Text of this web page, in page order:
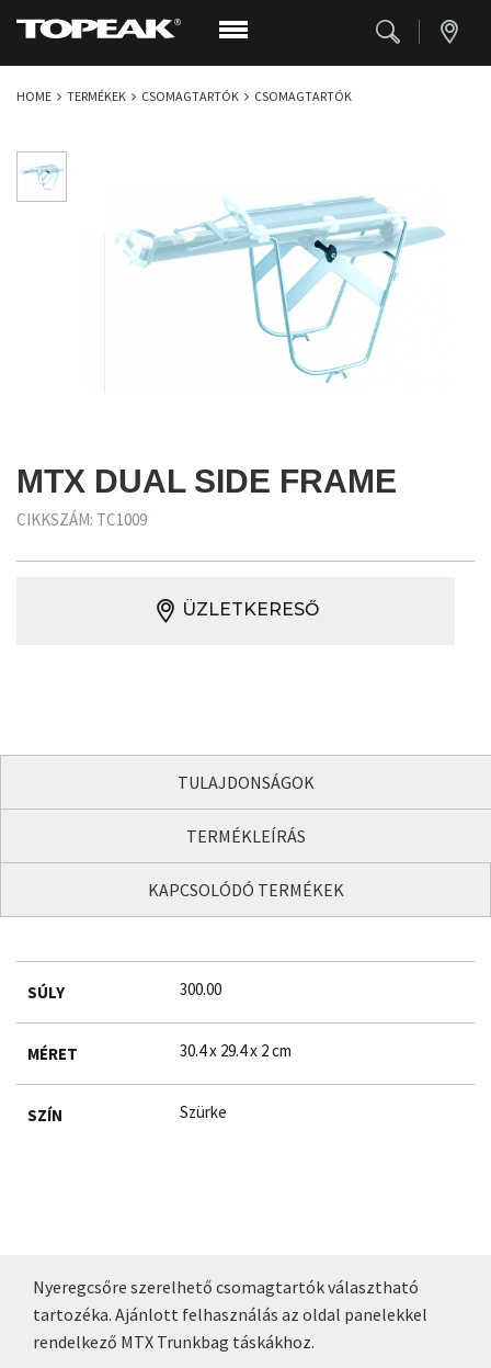
HOME TERMÉKEK CSOMAGTARTÓK CSOMAGTARTÓK
MTX DUAL SIDE FRAME
CIKKSZÁM: TC1009
ÜZLETKERESŐ
TULAJDONSÁGOK
TERMÉKLEÍRÁS
KAPCSOLÓDÓ TERMÉKEK
SÚLY 300.00
MÉRET 30.4 x 29.4 x 2 cm
SZÍN Szürke
Nyeregcsőre szerelhető csomagtartók választható
tartozéka. Ajánlott felhasználás az oldal panelekkel
rendelkező MTX Trunkbag táskákhoz.